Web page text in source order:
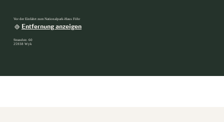
Vor der Einfahrt zum Nationalpark-Haus Föhr
Entfernung anzeigen
Strandstr. 60
25938 Wyk